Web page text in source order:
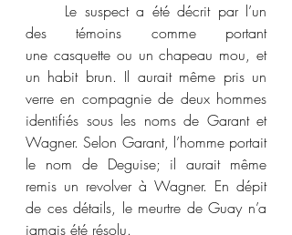
des témoins comme portant
une casquette ou un chapeau mou, et
un habit brun. Il aurait même pris un
verre en compagnie de deux hommes
identifiés sous les noms de Garant et
Wagner. Selon Garant, l’homme portait
le nom de Deguise; il aurait même
remis un revolver à Wagner. En dépit
de ces détails, le meurtre de Guay n’a
jamais été résolu.